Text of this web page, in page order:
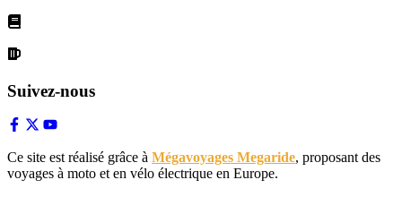
Suivez-nous
Ce site est réalisé grâce à Mégavoyages Megaride, proposant des
voyages à moto et en vélo électrique en Europe.